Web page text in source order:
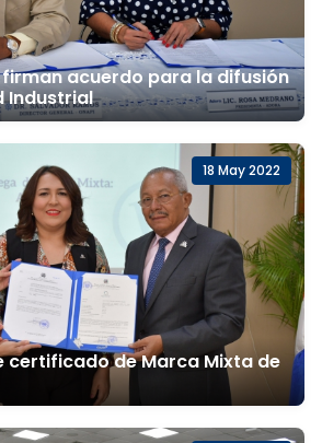
firman acuerdo para la difusión
Industrial
18 May 2022
certificado de Marca Mixta de